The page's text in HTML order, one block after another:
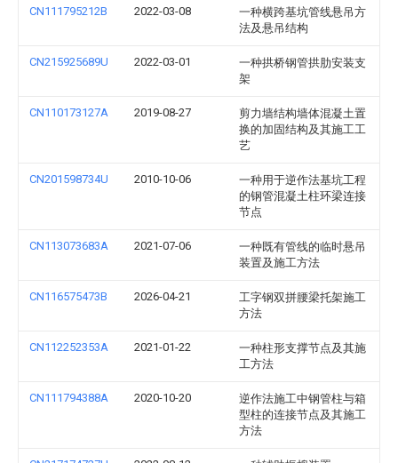
CN111795212B 2022-03-08
一种横跨基坑管线悬吊方
法及悬吊结构
CN215925689U 2022-03-01
一种拱桥钢管拱肋安装支
架
CN110173127A 2019-08-27
剪力墙结构墙体混凝土置
换的加固结构及其施工工
艺
CN201598734U 2010-10-06
一种用于逆作法基坑工程
的钢管混凝土柱环梁连接
节点
CN113073683A 2021-07-06
一种既有管线的临时悬吊
装置及施工方法
CN116575473B 2026-04-21
工字钢双拼腰梁托架施工
方法
CN112252353A 2021-01-22
一种柱形支撑节点及其施
工方法
CN111794388A 2020-10-20
逆作法施工中钢管柱与箱
型柱的连接节点及其施工
方法